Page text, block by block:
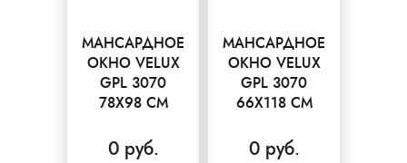
МАНСАРДНОЕ
ОКНО VELUX
GPL 3070
78X98 СМ
0 руб.
МАНСАРДНОЕ
ОКНО VELUX
GPL 3070
66X118 СМ
0 руб.